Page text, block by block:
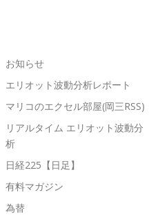
お知らせ
エリオット波動分析レポート
マリコのエクセル部屋(岡三RSS)
リアルタイム エリオット波動分
析
日経225【日足】
有料マガジン
為替